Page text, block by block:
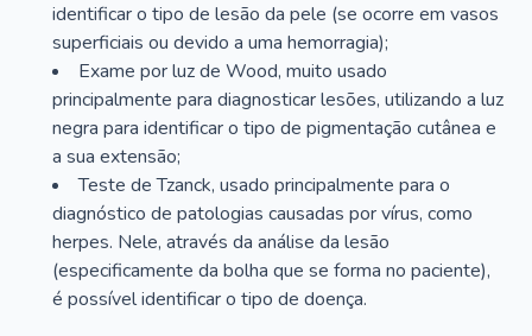
identificar o tipo de lesão da pele (se ocorre em vasos
superficiais ou devido a uma hemorragia);
Exame por luz de Wood, muito usado
principalmente para diagnosticar lesões, utilizando a luz
negra para identificar o tipo de pigmentação cutânea e
a sua extensão;
Teste de Tzanck, usado principalmente para o
diagnóstico de patologias causadas por vírus, como
herpes. Nele, através da análise da lesão
(especificamente da bolha que se forma no paciente),
é possível identificar o tipo de doença.